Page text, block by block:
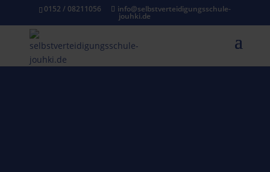
0152 / 08211056 info@selbstverteidigungsschule-
jouhki.de